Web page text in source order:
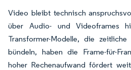
Video bleibt technisch
über Audio- und Videoframes
Transformer-Modelle, die
bündeln, haben die Frame-für-
hoher Rechenaufwand fördert